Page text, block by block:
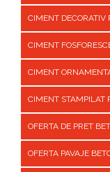
CIMENT DECORATIV
CIMENT
CIMENT
CIMENT STAMPILAT
OFERTA DE PRET
OFERTA PAVAJE